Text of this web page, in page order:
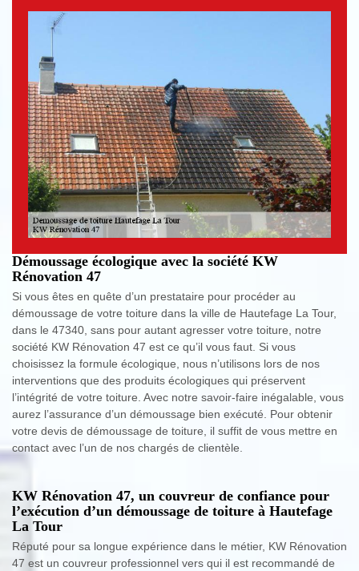
Démoussage écologique avec la société KW
Rénovation 47
Si vous êtes en quête d’un prestataire pour procéder au
démoussage de votre toiture dans la ville de Hautefage La Tour,
dans le 47340, sans pour autant agresser votre toiture, notre
société KW Rénovation 47 est ce qu’il vous faut. Si vous
choisissez la formule écologique, nous n’utilisons lors de nos
interventions que des produits écologiques qui préservent
l’intégrité de votre toiture. Avec notre savoir-faire inégalable, vous
aurez l’assurance d’un démoussage bien exécuté. Pour obtenir
votre devis de démoussage de toiture, il suffit de vous mettre en
contact avec l’un de nos chargés de clientèle.
KW Rénovation 47, un couvreur de confiance pour
l’exécution d’un démoussage de toiture à Hautefage
La Tour
Réputé pour sa longue expérience dans le métier, KW Rénovation
47 est un couvreur professionnel vers qui il est recommandé de